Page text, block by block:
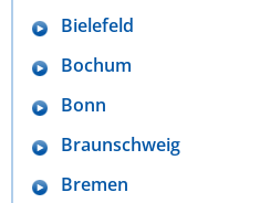
Bielefeld
Bochum
Bonn
Braunschweig
Bremen